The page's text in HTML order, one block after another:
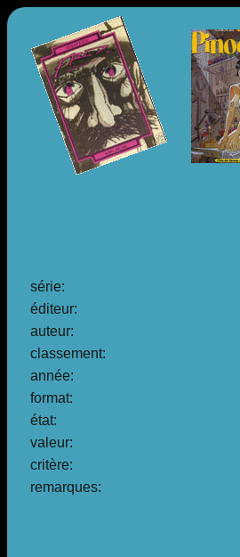
série:
éditeur:
auteur:
classement:
année:
format:
état:
valeur:
critère:
remarques: